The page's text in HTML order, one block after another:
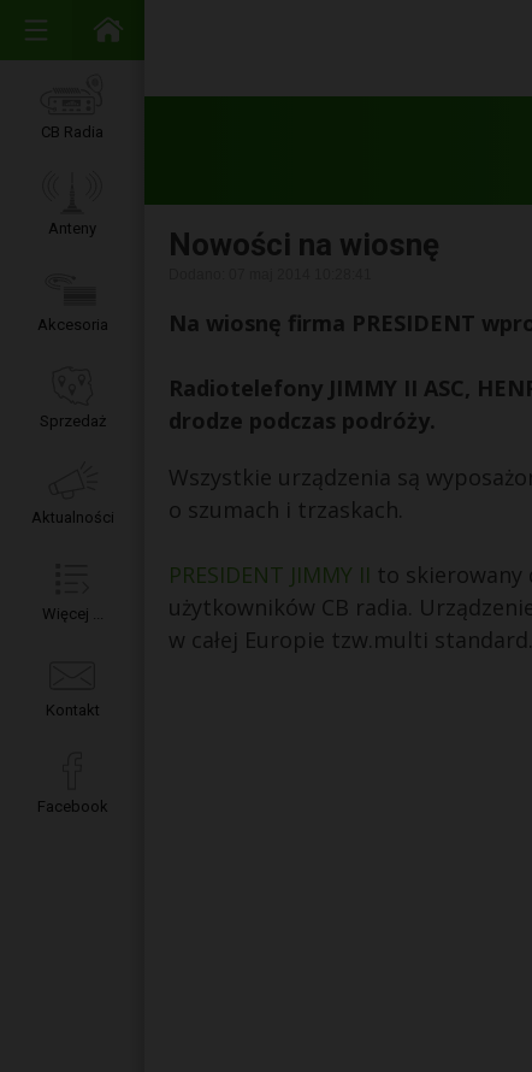
CB Radia
Anteny
Akcesoria
Sprzedaż
Aktualności
Więcej ...
Kontakt
Facebook
Nowości na wiosnę
Na wiosnę firma PRESIDENT
Radiotelefony JIMMY II ASC,
drodze podczas podróży.
Wszystkie urządzenia są
o szumach i trzaskach.
PRESIDENT JIMMY II to skierowany
użytkowników CB radia.
w całej Europie tzw.multi standard.